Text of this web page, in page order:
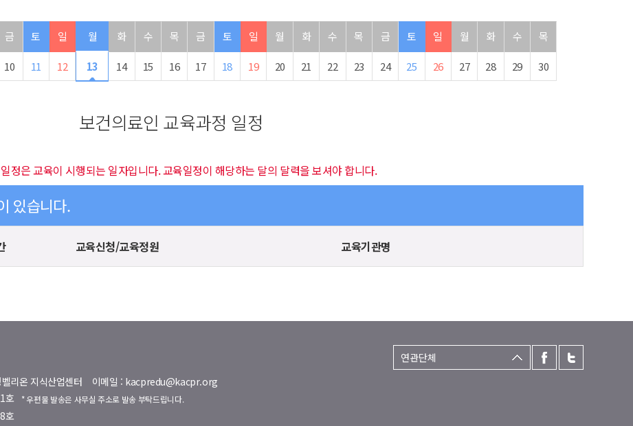
금 토 일 월 화 수 목 금 토 일 월 화 수 목 금 토 일 월 화 수 목
10 11 12 13 14 15 16 17 18 19 20 21 22 23 24 25 26 27 28 29 30
보건의료인 교육과정 일정
정은 교육이 시행되는 일자입니다. 교육일정이 해당하는 달의 달력을 보셔야 합니다.
있습니다.
교육신청/교육정원 교육기관명
리온 지식산업센터 이메일 : kacpredu@kacpr.org
호
* 우편물 발송은 사무실 주소로 발송 부탁드립니다.
호